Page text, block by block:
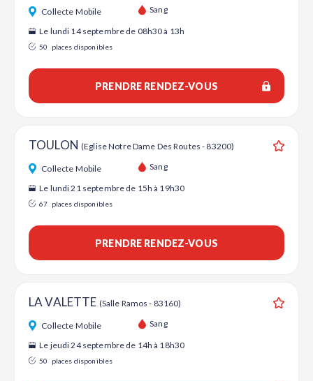
Collecte Mobile Sang
Le lundi 14 septembre de 08h30 à 13h
50 places disponibles
PRENDRE RENDEZ-VOUS
TOULON (Eglise Notre Dame Des Routes - 83200)
Collecte Mobile Sang
Le lundi 21 septembre de 15h à 19h30
67 places disponibles
PRENDRE RENDEZ-VOUS
LA VALETTE (Salle Ramos - 83160)
Collecte Mobile Sang
Le jeudi 24 septembre de 14h à 18h30
50 places disponibles